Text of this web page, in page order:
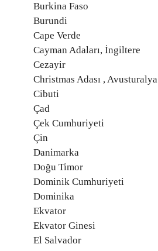
Burkina Faso
Burundi
Cape Verde
Cayman Adaları, İngiltere
Cezayir
Christmas Adası , Avusturalya
Cibuti
Çad
Çek Cumhuriyeti
Çin
Danimarka
Doğu Timor
Dominik Cumhuriyeti
Dominika
Ekvator
Ekvator Ginesi
El Salvador